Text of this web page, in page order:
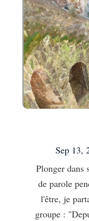
Sep 13,
Plonger dans
de parole
l'être, je
groupe :